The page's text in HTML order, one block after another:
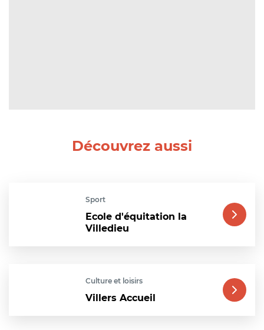
Découvrez aussi
Sport
Ecole d'équitation la
Villedieu
Culture et loisirs
Villers Accueil